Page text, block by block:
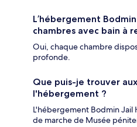
L’hébergement
chambres avec bain à
Oui, chaque chambre
profonde.
Que puis-je trouver
l'hébergement ?
L'hébergement Bodmin Jail
de marche de Musée